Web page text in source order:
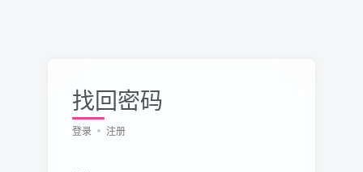
找回密码
登录 注册